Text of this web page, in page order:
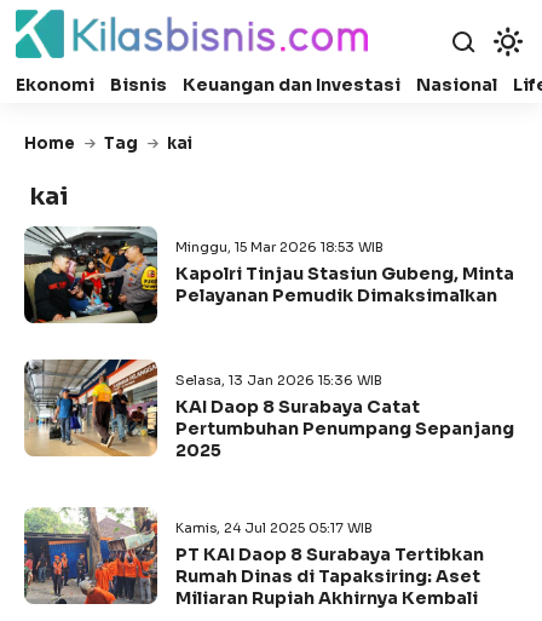
Ekonomi Bisnis Keuangan dan Investasi Nasional
Home Tag kai
kai
Minggu, 15 Mar 2026 18:53 WIB
Kapolri Tinjau Stasiun Gubeng, Minta
Pelayanan Pemudik Dimaksimalkan
Selasa, 13 Jan 2026 15:36 WIB
KAI Daop 8 Surabaya Catat
Pertumbuhan Penumpang Sepanjang
2025
Kamis, 24 Jul 2025 05:17 WIB
PT KAI Daop 8 Surabaya Tertibkan
Rumah Dinas di Tapaksiring: Aset
Miliaran Rupiah Akhirnya Kembali